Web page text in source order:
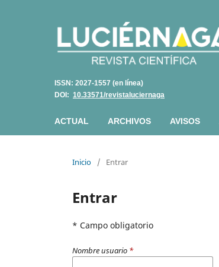
ISSN: 2027-1557 (en línea)
DOI: 10.33571/revistaluciernaga
ACTUAL ARCHIVOS AVISOS
Inicio / Entrar
Entrar
* Campo obligatorio
Nombre usuario *